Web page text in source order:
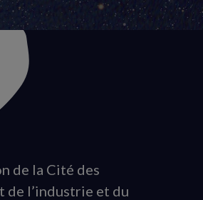
de la Cité des
de l’industrie et du